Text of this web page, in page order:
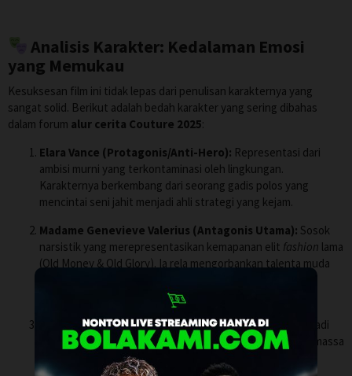
Analisis Karakter: Kedalaman Emosi
yang Memukau
Kesuksesan film ini tidak lepas dari penulisan karakternya yang
sangat solid. Berikut adalah bedah karakter yang sering dibahas
dalam forum alur cerita Couture 2025:
Elara Vance (Protagonis/Anti-Hero): Representasi dari
ambisi murni yang terkontaminasi oleh lingkungan.
Karakternya berkembang dari seorang gadis polos yang
mencintai seni jahit menjadi ahli strategi yang kejam.
Madame Genevieve Valerius (Antagonis Utama): Sosok
narsistik yang merepresentasikan kemapanan elit fashion lama
(Old Money & Old Glory). Ia rela mengorbankan talenta muda
adalah menjadi tidak relevan.
Julian (Kritikus Mode):Karakter pendukung yang menjadi
katalis bagi balas dendam Elara. Representasi dari media massa
yang bisa mengangkat seseorang ke puncak atau